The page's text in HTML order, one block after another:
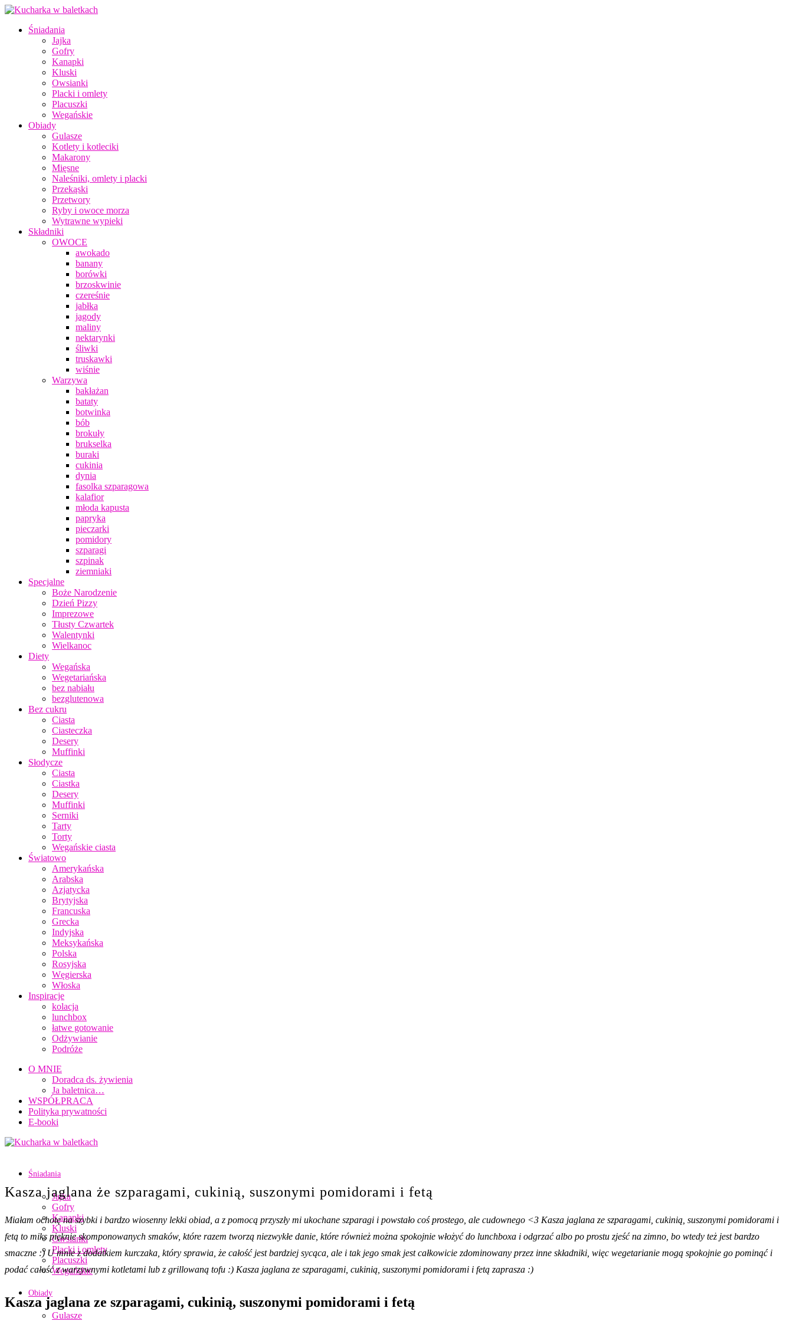
Śniadania
Jajka
Gofry
Kanapki
Kluski
Owsianki
Placki i omlety
Placuszki
Wegańskie
Obiady
Gulasze
Kotlety i kotleciki
Makarony
Mięsne
Naleśniki, omlety i placki
Przekąski
Przetwory
Ryby i owoce morza
Wytrawne wypieki
Składniki
OWOCE
awokado
banany
borówki
brzoskwinie
czereśnie
jabłka
jagody
maliny
nektarynki
śliwki
truskawki
wiśnie
Warzywa
bakłażan
bataty
botwinka
bób
brokuły
brukselka
buraki
cukinia
dynia
fasolka szparagowa
kalafior
młoda kapusta
papryka
pieczarki
pomidory
szparagi
szpinak
ziemniaki
Specjalne
Boże Narodzenie
Dzień Pizzy
Imprezowe
Tłusty Czwartek
Walentynki
Wielkanoc
Diety
Wegańska
Wegetariańska
bez nabiału
bezglutenowa
Bez cukru
Ciasta
Ciasteczka
Desery
Muffinki
Słodycze
Ciasta
Ciastka
Desery
Muffinki
Serniki
Tarty
Torty
Wegańskie ciasta
Światowo
Amerykańska
Arabska
Azjatycka
Brytyjska
Francuska
Grecka
Indyjska
Meksykańska
Polska
Rosyjska
Węgierska
Włoska
Inspiracje
kolacja
lunchbox
łatwe gotowanie
Odżywianie
Podróże
O MNIE
Doradca ds. żywienia
Ja baletnica…
WSPÓŁPRACA
Polityka prywatności
E-booki
Śniadania
Jajka
Gofry
Kanapki
Kluski
Owsianki
Placki i omlety
Placuszki
Wegańskie
Obiady
Gulasze
Kasza jaglana że szparagami, cukinią, suszonymi pomidorami i fetą
Miałam ochotę na szybki i bardzo wiosenny lekki obiad, a z pomocą przyszły mi ukochane szparagi i powstało coś prostego, ale cudownego <3 Kasza jaglana ze szparagami, cukinią, suszonymi pomidorami i
fetą to miks pięknie skomponowanych smaków, które razem tworzą niezwykłe danie, które również można spokojnie włożyć do lunchboxa i odgrzać albo po prostu zjeść na zimno, bo wtedy też jest bardzo
smaczne :) U mnie z dodatkiem kurczaka, który sprawia, że całość jest bardziej sycąca, ale i tak jego smak jest całkowicie zdominowany przez inne składniki, więc wegetarianie mogą spokojnie go pominąć i
podać całość z warzywnymi kotletami lub z grillowaną tofu :) Kasza jaglana ze szparagami, cukinią, suszonymi pomidorami i fetą zaprasza :)
Kasza jaglana ze szparagami, cukinią, suszonymi pomidorami i fetą